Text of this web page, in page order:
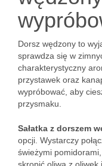
Dorsz wędzony to
sprawdza się w
charakterystyczny
przystawek oraz
wypróbować, aby
przysmaku.
Sałatka z dorszem
opcji. Wystarczy
świeżymi